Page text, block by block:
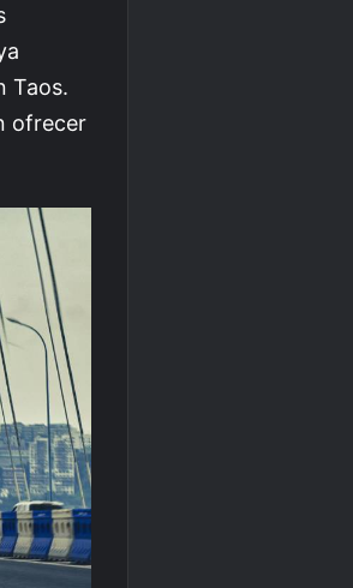
Taos.
ofrecer